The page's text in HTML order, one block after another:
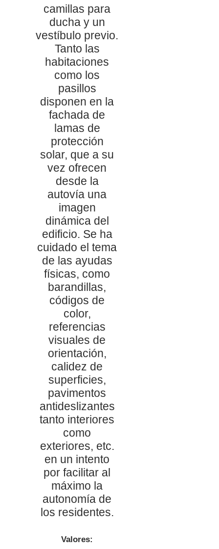
camillas para
ducha y un
vestíbulo previo.
Tanto las
habitaciones
como los
pasillos
disponen en la
fachada de
lamas de
protección
solar, que a su
vez ofrecen
desde la
autovía una
imagen
dinámica del
edificio. Se ha
cuidado el tema
de las ayudas
físicas, como
barandillas,
códigos de
color,
referencias
visuales de
orientación,
calidez de
superficies,
pavimentos
antideslizantes
tanto interiores
como
exteriores, etc.
en un intento
por facilitar al
máximo la
autonomía de
los residentes.
Valores: